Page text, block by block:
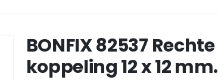
BONFIX 82537 Rechte
koppeling 12 x 12 mm.